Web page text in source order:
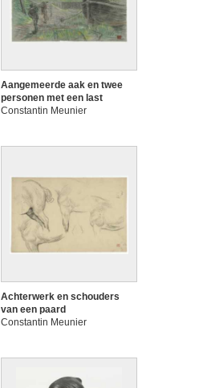
Aangemeerde aak en twee
personen met een last
Constantin Meunier
Achterwerk en schouders
van een paard
Constantin Meunier